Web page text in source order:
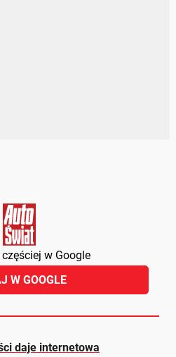
w Google
W GOOGLE
daje internetowa